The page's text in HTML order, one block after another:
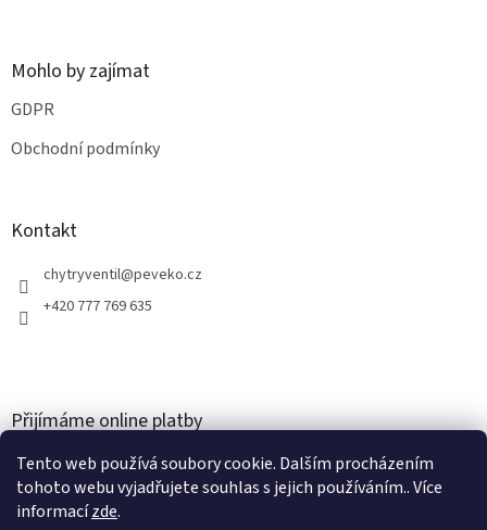
Tento web používá soubory cookie. Dalším procházením
tohoto webu vyjadřujete souhlas s jejich používáním.. Více
informacízde.
Mohlo by zajímat
GDPR
Obchodní podmínky
Kontakt
chytryventil@peveko.cz
+420 777 769 635
Přijímáme online platby